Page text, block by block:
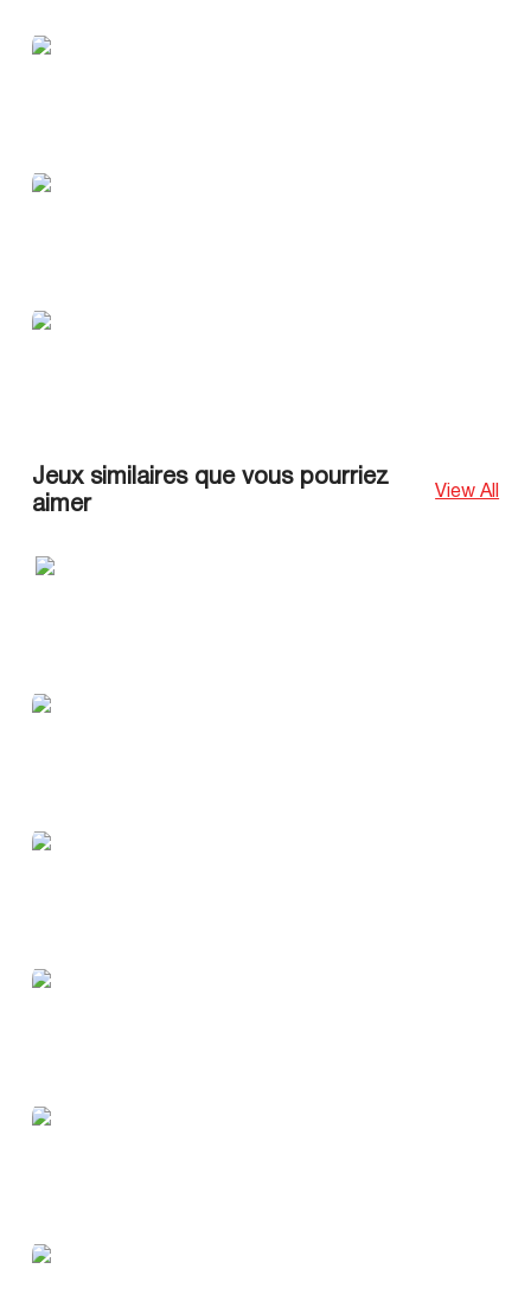
Jeux similaires que vous pourriez
aimer
View All